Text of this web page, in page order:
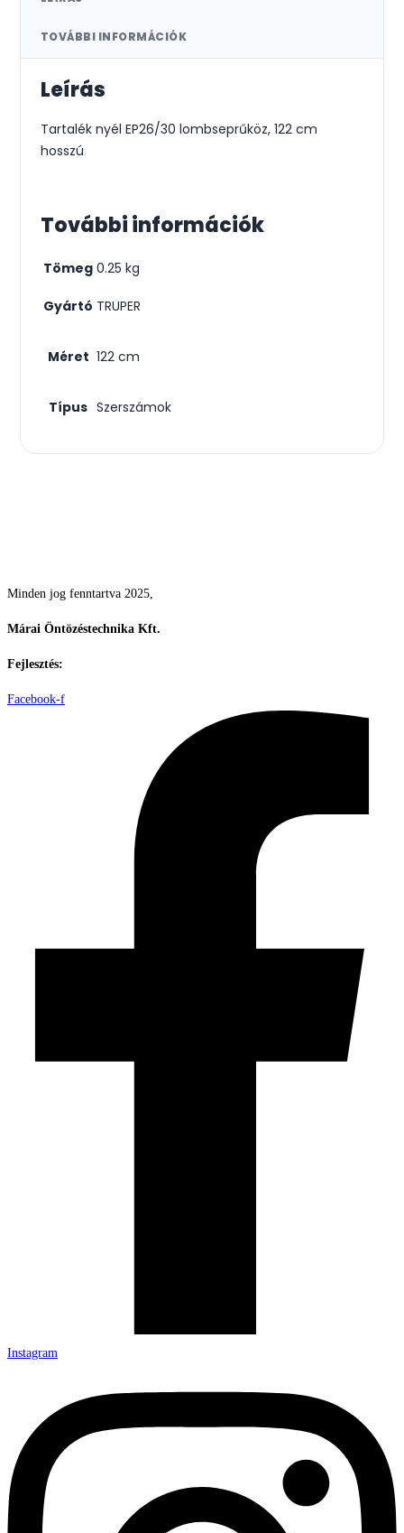
TOVÁBBI INFORMÁCIÓK
Leírás
Tartalék nyél EP26/30 lombseprűköz, 122 cm
hosszú
További információk
Tömeg 0.25 kg
Gyártó TRUPER
Méret 122 cm
Típus Szerszámok
Minden jog fenntartva 2025,
Márai Öntözéstechnika Kft.
Fejlesztés:
Facebook-f
Instagram